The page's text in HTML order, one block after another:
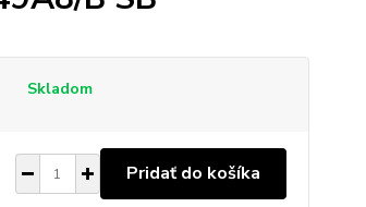
Skladom
Pridať do košíka